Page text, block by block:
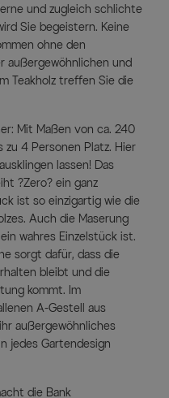
und zugleich schlichte
Sie begeistern. Keine
ohne den
außergewöhnlichen und
Teakholz treffen Sie die
Mit Maßen von ca. 240
4 Personen Platz. Hier
lassen! Das
?Zero? ein ganz
ist so einzigartig wie die
Auch die Maserung
wahres Einzelstück ist.
sorgt dafür, dass die
bleibt und die
kommt. Im
A-Gestell aus
außergewöhnliches
jedes Gartendesign
die Bank